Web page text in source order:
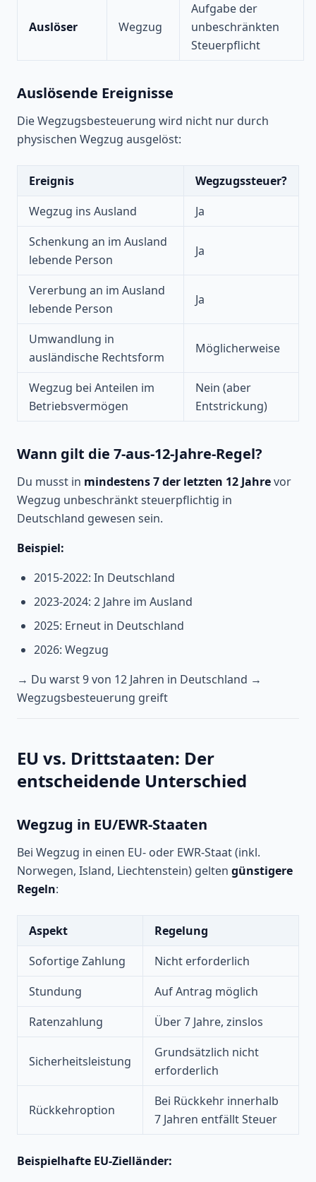
Auslöser Wegzug
Aufgabe der
unbeschränkten
Steuerpflicht
Auslösende Ereignisse
Die Wegzugsbesteuerung wird nicht nur durch
physischen Wegzug ausgelöst:
Ereignis
Wegzugssteuer?
Wegzug ins Ausland
Ja
Schenkung an im Ausland
lebende Person
Ja
Vererbung an im Ausland
lebende Person
Ja
Umwandlung in
ausländische Rechtsform
Möglicherweise
Wegzug bei Anteilen im
Betriebsvermögen
Nein (aber
Entstrickung)
Wann gilt die 7-aus-12-Jahre-Regel?
Du musst in mindestens 7 der letzten 12 Jahrevor
Wegzug unbeschränkt steuerpflichtig in
Deutschland gewesen sein.
Beispiel:
2015-2022: In Deutschland
2023-2024: 2 Jahre im Ausland
2025: Erneut in Deutschland
2026: Wegzug
→ Du warst 9 von 12 Jahren in Deutschland →
Wegzugsbesteuerung greift
EU vs. Drittstaaten: Der
entscheidende Unterschied
Wegzug in EU/EWR-Staaten
Bei Wegzug in einen EU- oder EWR-Staat (inkl.
Norwegen, Island, Liechtenstein) gelten günstigere
Regeln:
Aspekt
Regelung
Sofortige Zahlung
Nicht erforderlich
Stundung
Auf Antrag möglich
Ratenzahlung
Über 7 Jahre, zinslos
Sicherheitsleistung
Grundsätzlich nicht
erforderlich
Rückkehroption
Bei Rückkehr innerhalb
7 Jahren entfällt Steuer
Beispielhafte EU-Zielländer: